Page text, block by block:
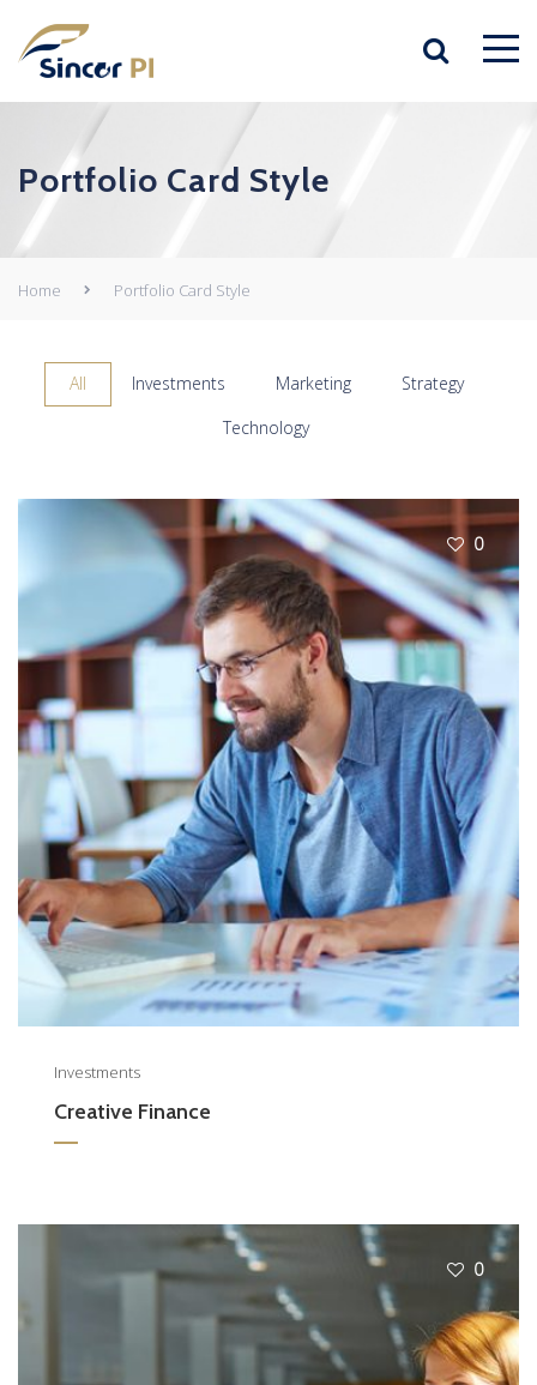
Portfolio Card Style
Home Portfolio Card Style
All Investments Marketing
Strategy
Technology
0
Investments
Creative Finance
0